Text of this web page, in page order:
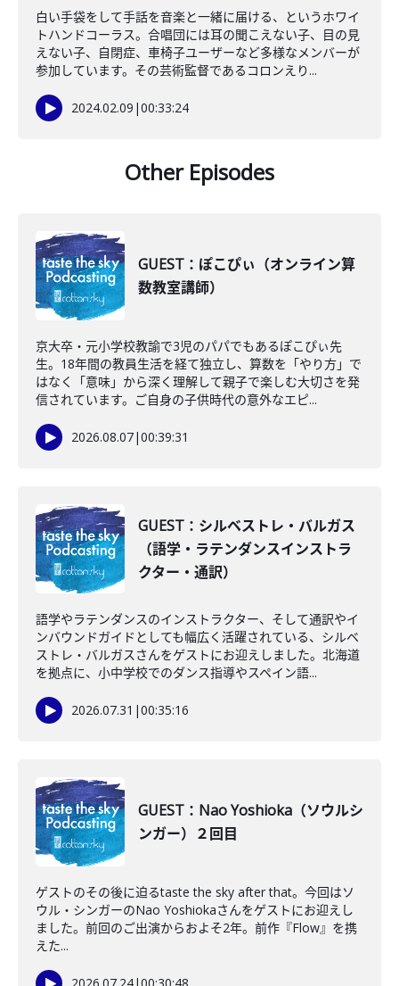
白い手袋をして手話を音楽と一緒に届ける、というホワイ
トハンドコーラス。合唱団には耳の聞こえない子、目の見
えない子、自閉症、車椅子ユーザーなど多様なメンバーが
参加しています。その芸術監督であるコロンえり...
2024.02.09 |00:33:24
Other Episodes
GUEST：ぽこぴぃ（オンライン算
数教室講師）
京大卒・元小学校教諭で3児のパパでもあるぽこぴぃ先
生。18年間の教員生活を経て独立し、算数を「やり方」で
はなく「意味」から深く理解して親子で楽しむ大切さを発
信されています。ご自身の子供時代の意外なエピ...
2026.08.07|00:39:31
GUEST：シルベストレ・バルガス
（語学・ラテンダンスインストラ
クター・通訳）
語学やラテンダンスのインストラクター、そして通訳やイ
ンバウンドガイドとしても幅広く活躍されている、シルベ
ストレ・バルガスさんをゲストにお迎えしました。北海道
を拠点に、小中学校でのダンス指導やスペイン語...
2026.07.31 |00:35:16
GUEST：Nao Yoshioka（ソウルシ
ンガー）２回目
ゲストのその後に迫るtaste the sky after that。今回はソ
ウル・シンガーのNao Yoshiokaさんをゲストにお迎えし
ました。前回のご出演からおよそ2年。前作『Flow』を携
えた...